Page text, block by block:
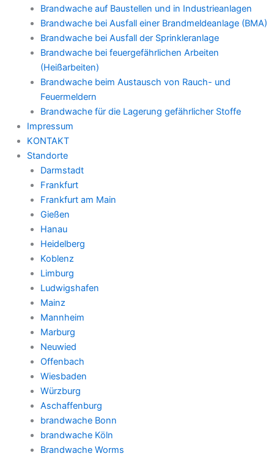
Brandwache auf Baustellen und in Industrieanlagen
Brandwache bei Ausfall einer Brandmeldeanlage (BMA)
Brandwache bei Ausfall der Sprinkleranlage
Brandwache bei feuergefährlichen Arbeiten
(Heißarbeiten)
Brandwache beim Austausch von Rauch- und
Feuermeldern
Brandwache für die Lagerung gefährlicher Stoffe
Impressum
KONTAKT
Standorte
Darmstadt
Frankfurt
Frankfurt am Main
Gießen
Hanau
Heidelberg
Koblenz
Limburg
Ludwigshafen
Mainz
Mannheim
Marburg
Neuwied
Offenbach
Wiesbaden
Würzburg
Aschaffenburg
brandwache Bonn
brandwache Köln
Brandwache Worms